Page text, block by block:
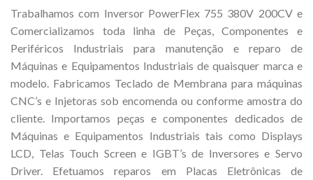
Trabalhamos com Inversor PowerFlex 755 380V 200CV e
Comercializamos toda linha de Peças, Componentes e
Periféricos Industriais para manutenção e reparo de
Máquinas e Equipamentos Industriais de quaisquer marca e
modelo. Fabricamos Teclado de Membrana para máquinas
CNC’s e Injetoras sob encomenda ou conforme amostra do
cliente. Importamos peças e componentes dedicados de
Máquinas e Equipamentos Industriais tais como Displays
LCD, Telas Touch Screen e IGBT’s de Inversores e Servo
Driver. Efetuamos reparos em Placas Eletrônicas de